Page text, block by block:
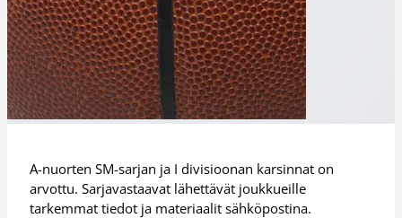
A-nuorten SM-sarjan ja I divisioonan karsinnat on
arvottu. Sarjavastaavat lähettävät joukkueille
tarkemmat tiedot ja materiaalit sähköpostina.